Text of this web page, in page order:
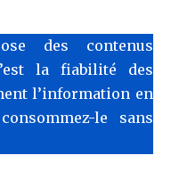
des contenus
la fiabilité des
l’information en
le sans